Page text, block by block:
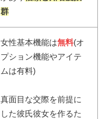
群
女性基本機能は無料(オ
プション機能やアイテ
ムは有料)
真面目な交際を前提に
した彼氏彼女を作るた